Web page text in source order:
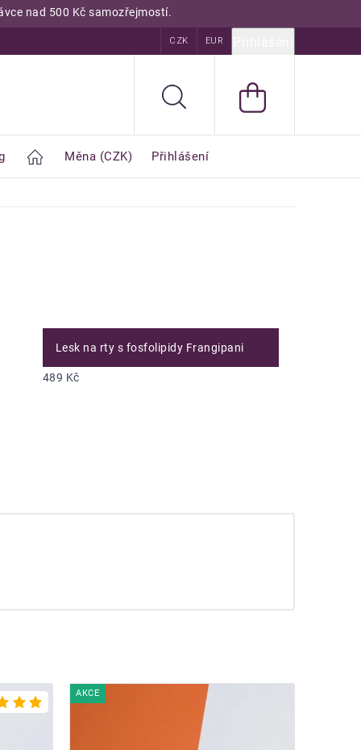
nad 500 Kč samozřejmostí.
Encyklopedie
CZK EUR
Hledat
Home Měna (CZK) Přihlášení
Lesk na rty s fosfolipidy Frangipani
489 Kč
Průměrné
hodnocení
AKCE